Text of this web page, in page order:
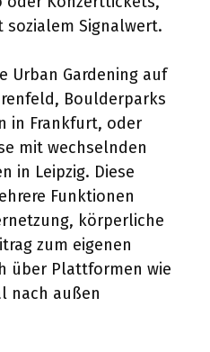
sozialem Signalwert.
Urban Gardening auf
Boulderparks
in Frankfurt, oder
mit wechselnden
in Leipzig. Diese
Funktionen
körperliche
zum eigenen
über Plattformen wie
nach außen